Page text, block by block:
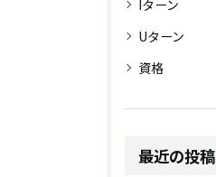
Iターン
Uターン
資格
最近の投稿